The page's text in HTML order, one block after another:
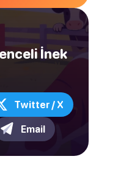
İnek
Twitter / X
Email